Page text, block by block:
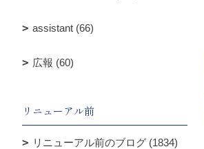
assistant (66)
広報 (60)
リニューアル前
リニューアル前のブログ (1834)